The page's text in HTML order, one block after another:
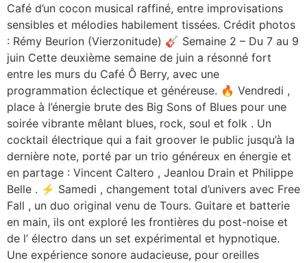
Café d’un cocon musical raffiné, entre improvisations
sensibles et mélodies habilement tissées. Crédit photos
: Rémy Beurion (Vierzonitude) 🎸 Semaine 2 – Du 7 au 9
juin Cette deuxième semaine de juin a résonné fort
entre les murs du Café Ô Berry, avec une
programmation éclectique et généreuse. 🔥 Vendredi ,
place à l’énergie brute des Big Sons of Blues pour une
soirée vibrante mêlant blues, rock, soul et folk . Un
cocktail électrique qui a fait groover le public jusqu’à la
dernière note, porté par un trio généreux en énergie et
en partage : Vincent Caltero , Jeanlou Drain et Philippe
Belle . ⚡ Samedi , changement total d’univers avec Free
Fall , un duo original venu de Tours. Guitare et batterie
en main, ils ont exploré les frontières du post-noise et
de l’ électro dans un set expérimental et hypnotique.
Une expérience sonore audacieuse, pour oreilles